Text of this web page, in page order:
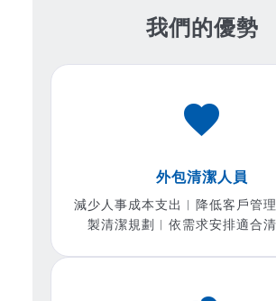
我們的優勢
外包清潔人員
減少人事成本支出︱降低客戶管
製清潔規劃︱依需求安排適合